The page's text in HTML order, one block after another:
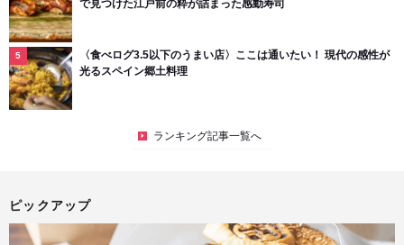
で見つけた江戸前の粋が詰まった感動寿司
〈食べログ3.5以下のうまい店〉ここは通いたい！ 現代の感性が
光るスペイン郷土料理
ランキング記事一覧へ
ピックアップ